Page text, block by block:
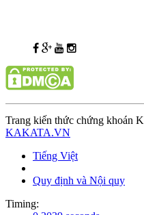
Trang kiến thức chứng khoán
KAKATA.VN
Tiếng Việt
Quy định và Nội quy
Timing: